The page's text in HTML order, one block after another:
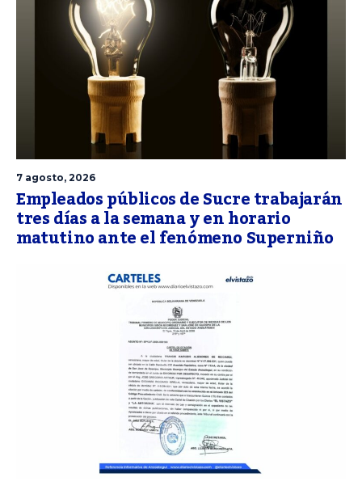
7 agosto, 2026
Empleados públicos de Sucre trabajarán
tres días a la semana y en horario
matutino ante el fenómeno Superniño